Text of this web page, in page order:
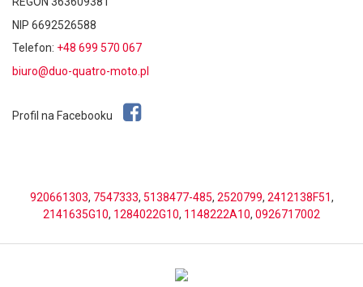
NIP 6692526588
Telefon: +48 699 570 067
biuro@duo-quatro-moto.pl
Profil na Facebooku
920661303, 7547333, 5138477-485, 2520799, 2412138F51,
2141635G10, 1284022G10, 1148222A10, 0926717002